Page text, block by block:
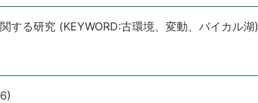
する研究 (KEYWORD:古環境、変動、バイカル湖)